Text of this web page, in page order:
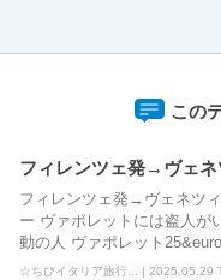
この
フィレンツェ発→ヴェネ
フィレンツェ発→ヴェネツ
ー ヴァポレットには盗人が
動の人 ヴァポレット
☆ちびイタリア旅行... | 2025.05.29